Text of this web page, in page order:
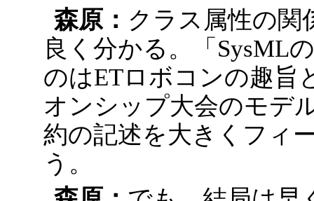
森原： クラス属性の関
良く分かる。「SysML
のはETロボコンの趣旨
オンシップ大会のモデ
約の記述を大きくフィ
う。